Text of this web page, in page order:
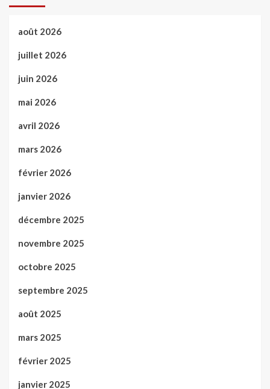
août 2026
juillet 2026
juin 2026
mai 2026
avril 2026
mars 2026
février 2026
janvier 2026
décembre 2025
novembre 2025
octobre 2025
septembre 2025
août 2025
mars 2025
février 2025
janvier 2025